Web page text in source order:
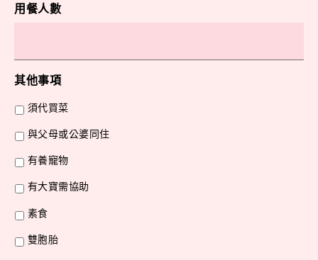
用餐人數
其他事項
須代買菜
與父母或公婆同住
有養寵物
有大寶需協助
素食
雙胞胎